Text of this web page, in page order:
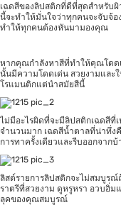
เฉดสีของลิปสติกที่ดีที่สุดสำหรับผิ
นี้จะทำให้มั่นใจว่าทุกคนจะจับจ้
ทำให้ทุกคนต้องหันมามองคุณ
หากคุณกำลังหาสีที่ทำให้คุณโดด
นั้นมีความโดดเด่น สวยงามและ
โรแมนติกแต่นำสมัยสีนี้
ไม่มีอะไรผิดที่จะมีลิปสติกเฉดสีที่
จำนวนมาก เฉดสีน้ำตาลที่น่าทึ่ง
การทาครั้งเดียวและรีบออกจาก
ลิสต์รายการลิปสติกจะไม่สมบูร
ราตรีที่สวยงาม ดูหรูหรา อวบอิ่
ลุคของคุณสมบูรณ์